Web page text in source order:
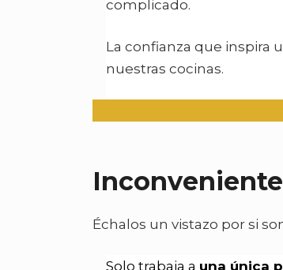
complicado.
La confianza que inspira
nuestras cocinas.
Échalos un vistazo por si
Solo trabaja a una única